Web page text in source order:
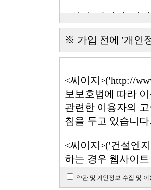
이 발생됩니다.
행 약관과 함께 서
일까지 공지하며,
계약에만 적용되고
관조항이 그대로
하는 회원의 동의
조 제 2항의 공지
④ 회원은 변경된
며, 변경된 약관의
의 변경 사항에 동
- 성명, 아이디, 비
이용에 따른 본인
서비스 변경 및 이
만처리 등을 위한
이용자 동의 및 선
나 이벤트 정보, 각
- 이용자의 IP주소,
방지, 통계학적 분
※ 가입 전에 '개인
<씨이지>('http://
보보호법에 따라
관련한 이용자의
침을 두고 있습니다.
<씨이지>('건설엔
하는 경우 웹사이
○ 본 방침은부터
약관 및 개인정보 수집 및